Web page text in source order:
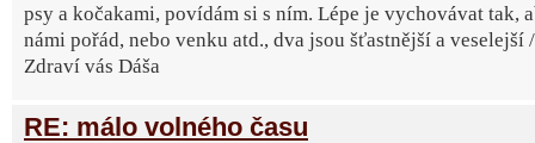
psy a kočakami, povídám si s ním. Lépe je vychovávat tak,
námi pořád, nebo venku atd., dva jsou šťastnější a veselejší
Zdraví vás Dáša
RE: málo volného času